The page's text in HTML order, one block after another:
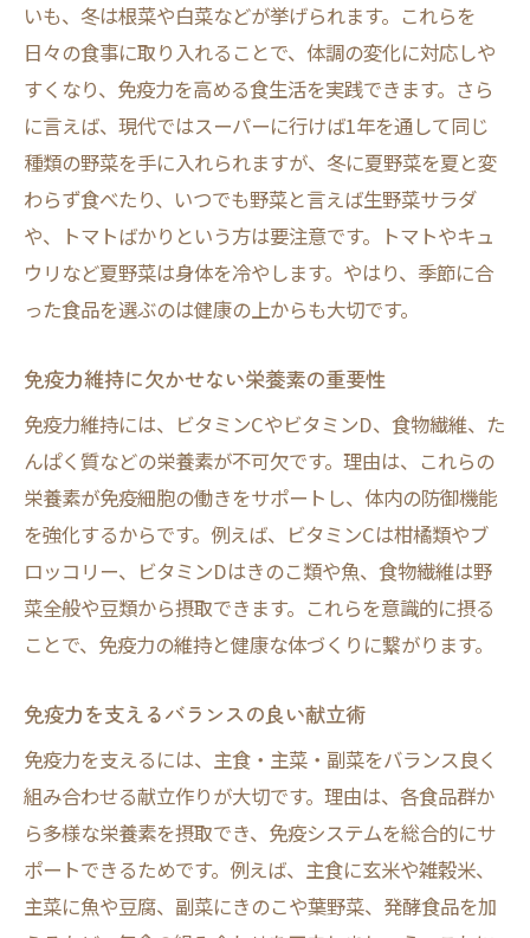
免疫力を高める栄養バランスの考え方
毎日の献立で免疫力アップを目指す工夫
免疫力を支える主食・副菜の選び方
バランスよく免疫力を高める食事例紹介
いも、冬は根菜や白菜などが挙げられます。これらを
日々の食事に取り入れることで、体調の変化に対応しや
すくなり、免疫力を高める食生活を実践できます。さら
に言えば、現代ではスーパーに行けば1年を通して同じ
種類の野菜を手に入れられますが、冬に夏野菜を夏と変
わらず食べたり、いつでも野菜と言えば生野菜サラダ
や、トマトばかりという方は要注意です。トマトやキュ
ウリなど夏野菜は身体を冷やします。やはり、季節に合
った食品を選ぶのは健康の上からも大切です。
免疫力維持に欠かせない栄養素の重要性
免疫力維持には、ビタミンCやビタミンD、食物繊維、た
んぱく質などの栄養素が不可欠です。理由は、これらの
栄養素が免疫細胞の働きをサポートし、体内の防御機能
を強化するからです。例えば、ビタミンCは柑橘類やブ
ロッコリー、ビタミンDはきのこ類や魚、食物繊維は野
菜全般や豆類から摂取できます。これらを意識的に摂る
ことで、免疫力の維持と健康な体づくりに繋がります。
免疫力を支えるバランスの良い献立術
免疫力を支えるには、主食・主菜・副菜をバランス良く
組み合わせる献立作りが大切です。理由は、各食品群か
ら多様な栄養素を摂取でき、免疫システムを総合的にサ
ポートできるためです。例えば、主食に玄米や雑穀米、
主菜に魚や豆腐、副菜にきのこや葉野菜、発酵食品を加